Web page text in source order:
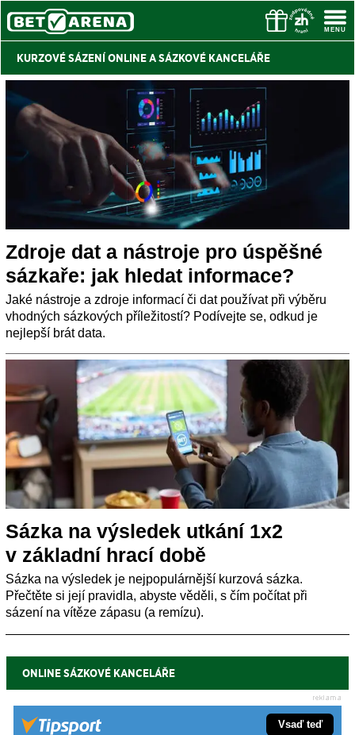
KURZOVÉ SÁZENÍ ONLINE ASÁZKOVÉ KANCELÁŘE
Zdroje dat a nástroje pro úspěšné
sázkaře: jak hledat informace?
Jaké nástroje a zdroje informací či dat používat při výběru
vhodných sázkových příležitostí? Podívejte se, odkud je
nejlepší brát data.
Sázka na výsledek utkání 1x2
v základní hrací době
Sázka na výsledek je nejpopulárnější kurzová sázka.
Přečtěte si její pravidla, abyste věděli, s čím počítat při
sázení na vítěze zápasu (a remízu).
ONLINE SÁZKOVÉ KANCELÁŘE
Vsaď teď